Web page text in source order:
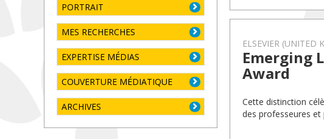
PORTRAIT
MES RECHERCHES
EXPERTISE MÉDIAS
COUVERTURE MÉDIATIQUE
ARCHIVES
ELSEVIER (UNITED
Emerging
Award
Cette distinction
des professeures et